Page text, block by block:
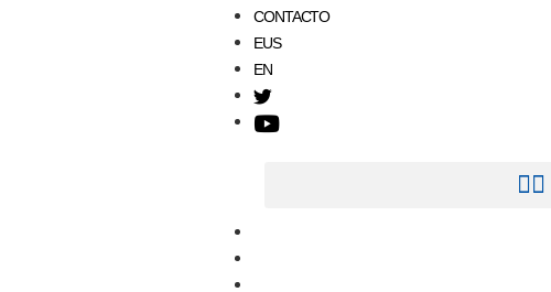
CONTACTO
EUS
EN
T
w
Y